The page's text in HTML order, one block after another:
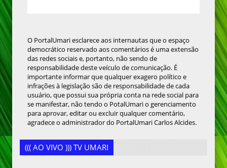
O PortalUmari esclarece aos internautas que o espaço
democrático reservado aos comentários é uma extensão
das redes sociais e, portanto, não sendo de
responsabilidade deste veículo de comunicação. É
importante informar que qualquer exagero político e
infrações à legislação são de responsabilidade de cada
usuário, que possui sua própria conta na rede social para
se manifestar, não tendo o PotalUmari o gerenciamento
para aprovar, editar ou excluir qualquer comentário,
agradece o administrador do PortalUmari Carlos Alcides.
((( AO VIVO ))) TV UMARI